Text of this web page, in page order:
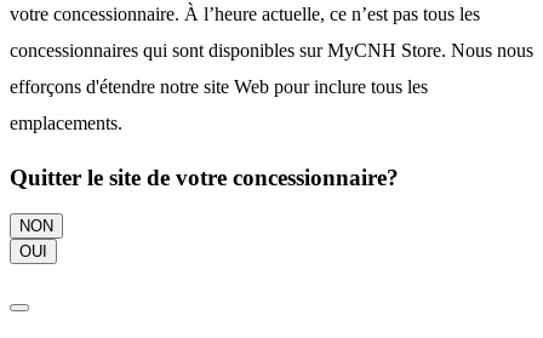
votre concessionnaire. À l’heure actuelle, ce n’est pas tous les
concessionnaires qui sont disponibles sur MyCNH Store. Nous nous
efforçons d'étendre notre site Web pour inclure tous les
emplacements.
Quitter le site de votre concessionnaire?
NON
OUI